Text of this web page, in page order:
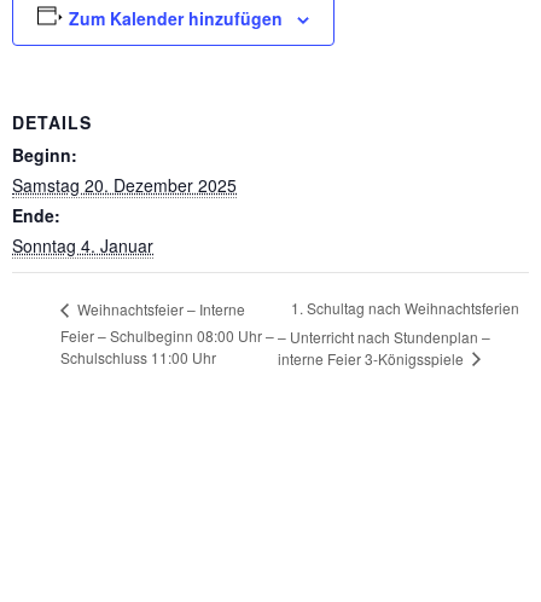
Zum Kalender hinzufügen
DETAILS
Beginn:
Samstag 20. Dezember 2025
Ende:
Sonntag 4. Januar
Weihnachtsfeier – Interne
Feier – Schulbeginn 08:00 Uhr –
Schulschluss 11:00 Uhr
1. Schultag nach Weihnachtsferien
– Unterricht nach Stundenplan –
interne Feier 3-Königsspiele